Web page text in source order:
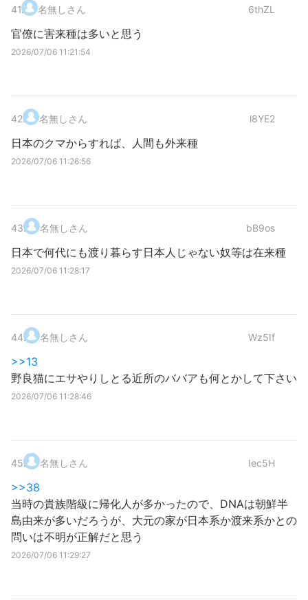
41. 名無しさん 6thZL
官僚に害来種は多いと思う
2026/07/06 11:21:54
42. 名無しさん l8YE2
日本のクマからすれば、人間も外来種
2026/07/06 11:26:56
43. 名無しさん bB9os
日本で何代にも渡り暮らす日本人じゃない奴等は在来種
2026/07/06 11:28:17
44. 名無しさん Wz5If
>>13
野良猫にエサやりしとる近所のババアも何とかして下さい
2026/07/06 11:28:46
45. 名無しさん Iec5H
>>38
当時の貴族階級に帰化人が多かったので、DNAは朝鮮半
島由来が多いだろうが、大元の家が日本系か渡来系かとの
問いは不明が正解だと思う
2026/07/06 11:29:27